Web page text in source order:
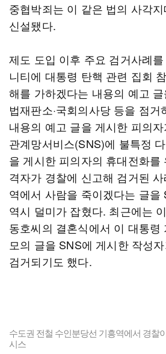
중협박죄는 이 같은 법의 사각
신설됐다.
제도 도입 이후 주요 검거사례
니티에 대통령 탄핵 관련 집회
해를 가하겠다는 내용의 예고
법재판소·국회의사당 등을 점
내용의 예고 글을 게시한 피의
관계망서비스(SNS)에 불특정
을 게시한 피의자의 휴대전화를
격자가 경찰에 신고해 검거된
역에서 사람을 죽이겠다는 글을
역시 덜미가 잡혔다. 최근에는
동호씨의 결혼식에서 이 대통령
모의 글을 SNS에 게시한 작성
검거되기도 했다.
수도권 전철 수인분당선 기흥역에서 경찰
시스